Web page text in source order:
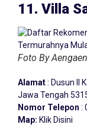
11. Villa
Foto By
Alamat: Dusun II
Jawa Tengah
Nomor Telepon :
Map: Klik Disini